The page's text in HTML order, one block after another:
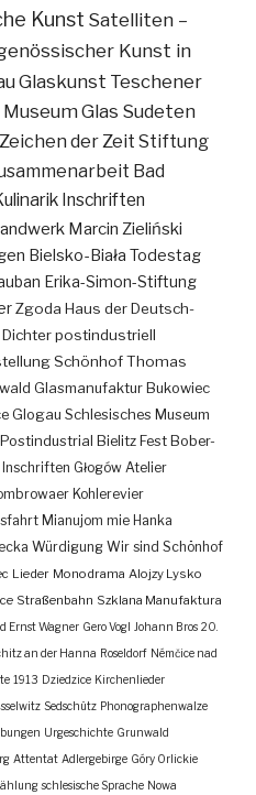
Kunst Satelliten –
Kunst in
Glaskunst Teschener
Glas Sudeten
Zeichen der Zeit Stiftung
Bad
Inschriften
Marcin Zieliński
Bielsko-Biała Todestag
Erika-Simon-Stiftung
Zgoda Haus der Deutsch-
Dichterpostindustriell
SchönhofThomas
Glasmanufaktur Bukowiec
Glogau Schlesisches Museum
Postindustrial Bielitz Fest Bober-
Głogów Atelier
Kohlerevier
Mianujom mie Hanka
Würdigung Wir sind Schönhof
Lieder Monodrama Alojzy Lysko
Straßenbahn Szklana Manufaktura
Ernst Wagner Gero Vogl Johann Bros 20.
an der Hanna Roseldorf Némčice nad
1913 Dziedzice Kirchenlieder
Sedschütz Phonographenwalze
Urgeschichte Grunwald
Attentat Adlergebirge Góry Orlickie
schlesische Sprache Nowa